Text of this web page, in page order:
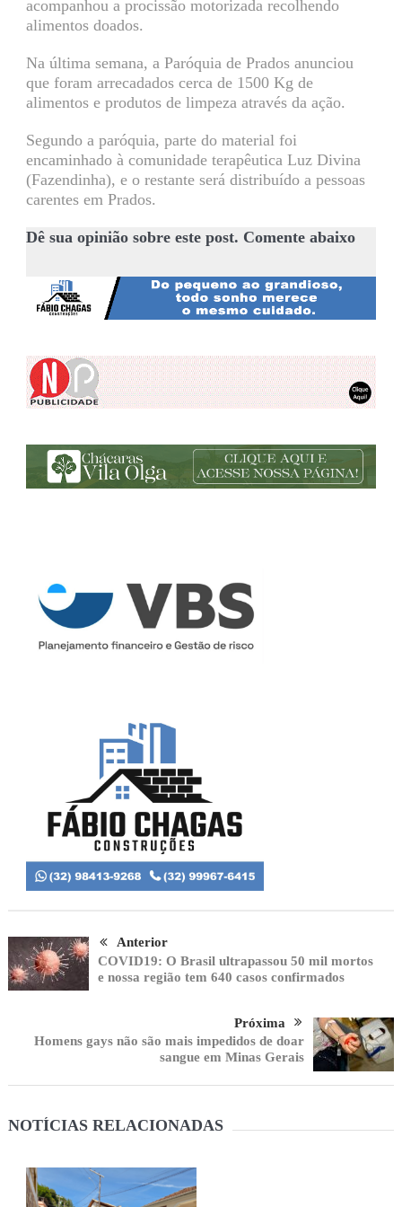
acompanhou a procissão motorizada recolhendo
alimentos doados.
Na última semana, a Paróquia de Prados anunciou
que foram arrecadados cerca de 1500 Kg de
alimentos e produtos de limpeza através da ação.
Segundo a paróquia, parte do material foi
encaminhado à comunidade terapêutica Luz Divina
(Fazendinha), e o restante será distribuído a pessoas
carentes em Prados.
Dê sua opinião sobre este post. Comente abaixo
Anterior
COVID19: O Brasil ultrapassou 50 mil mortos
e nossa região tem 640 casos confirmados
Próxima
Homens gays não são mais impedidos de doar
sangue em Minas Gerais
NOTÍCIAS RELACIONADAS